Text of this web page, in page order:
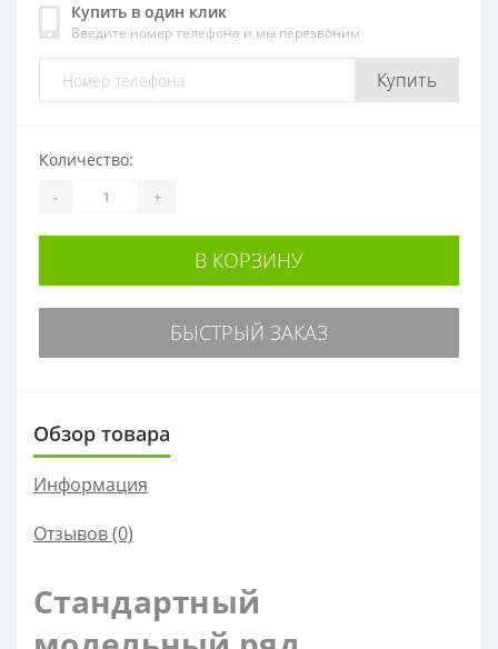
Купить в один клик
Введите номер телефона и мы перезвоним
Купить
Количество:
- +
В КОРЗИНУ
БЫСТРЫЙ ЗАКАЗ
Обзор товара
Информация
Отзывов (0)
Стандартный